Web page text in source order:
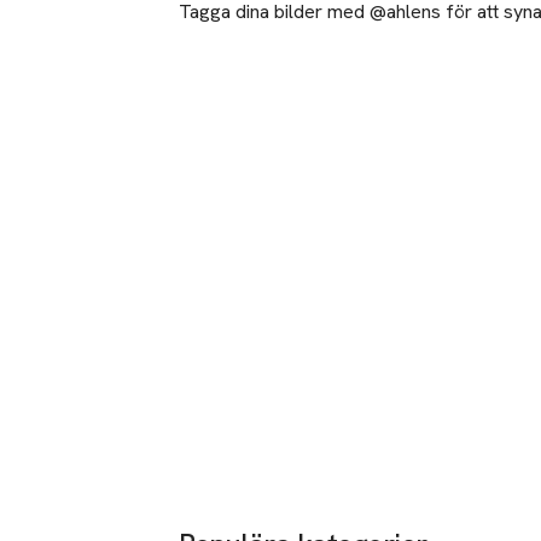
Tagga dina bilder med @ahlens för att